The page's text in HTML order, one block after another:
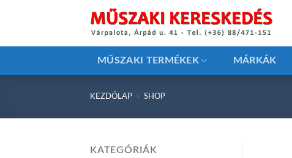
MŰSZAKI TERMÉKEK MÁRKÁK
KEZDŐLAP » SHOP
KATEGÓRIÁK